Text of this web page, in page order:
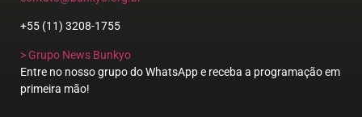
+55 (11) 3208-1755
> Grupo News Bunkyo
Entre no nosso grupo do WhatsApp e receba a programação em
primeira mão!